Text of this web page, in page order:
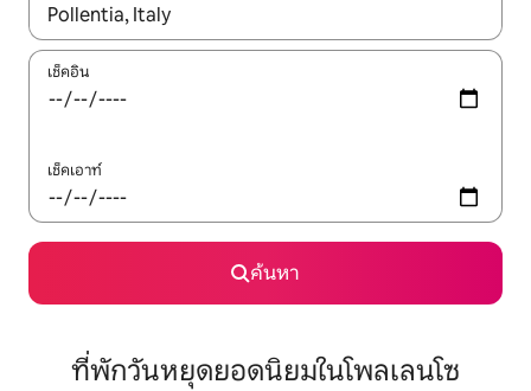
ใช้ลูกศรขึ้นลง หรือใช้การสัมผัสหรือปัด เพื่อสำรวจผลการค้นหา
เช็คอิน
เช็คเอาท์
ค้นหา
ที่พักวันหยุดยอดนิยมในโพลเลนโซ